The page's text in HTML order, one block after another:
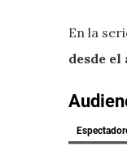
En la
desde el